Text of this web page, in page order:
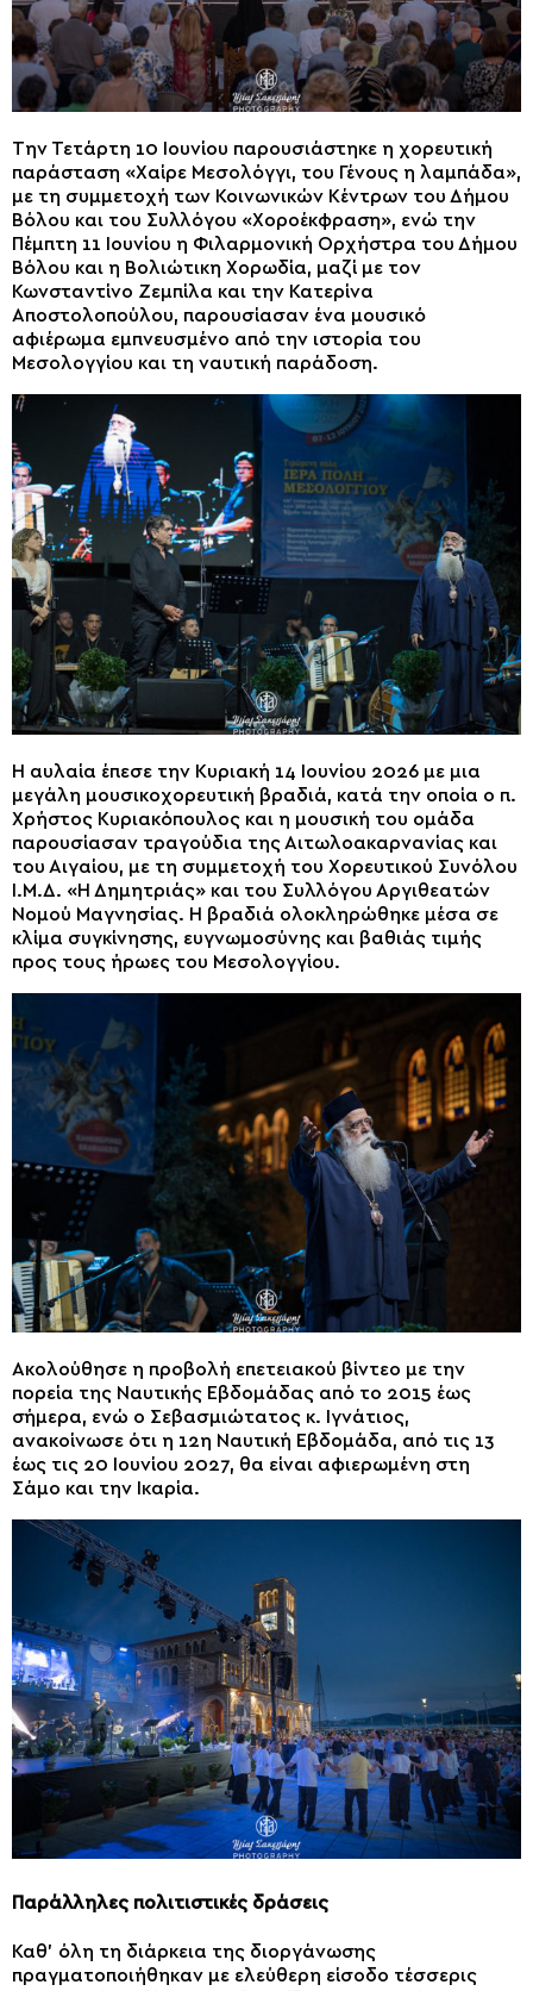
Την Τετάρτη 10 Ιουνίου παρουσιάστηκε η χορευτική
παράσταση «Χαίρε Μεσολόγγι, του Γένους η λαμπάδα»,
με τη συμμετοχή των Κοινωνικών Κέντρων του Δήμου
Βόλου και του Συλλόγου «Χοροέκφραση», ενώ την
Πέμπτη 11 Ιουνίου η Φιλαρμονική Ορχήστρα του Δήμου
Βόλου και η Βολιώτικη Χορωδία, μαζί με τον
Κωνσταντίνο Ζεμπίλα και την Κατερίνα
Αποστολοπούλου, παρουσίασαν ένα μουσικό
αφιέρωμα εμπνευσμένο από την ιστορία του
Μεσολογγίου και τη ναυτική παράδοση.
Η αυλαία έπεσε την Κυριακή 14 Ιουνίου 2026 με μια
μεγάλη μουσικοχορευτική βραδιά, κατά την οποία ο π.
Χρήστος Κυριακόπουλος και η μουσική του ομάδα
παρουσίασαν τραγούδια της Αιτωλοακαρνανίας και
του Αιγαίου, με τη συμμετοχή του Χορευτικού Συνόλου
Ι.Μ.Δ. «Η Δημητριάς» και του Συλλόγου Αργιθεατών
Νομού Μαγνησίας. Η βραδιά ολοκληρώθηκε μέσα σε
κλίμα συγκίνησης, ευγνωμοσύνης και βαθιάς τιμής
προς τους ήρωες του Μεσολογγίου.
Ακολούθησε η προβολή επετειακού βίντεο με την
πορεία της Ναυτικής Εβδομάδας από το 2015 έως
σήμερα, ενώ ο Σεβασμιώτατος κ. Ιγνάτιος,
ανακοίνωσε ότι η 12η Ναυτική Εβδομάδα, από τις 13
έως τις 20 Ιουνίου 2027, θα είναι αφιερωμένη στη
Σάμο και την Ικαρία.
Παράλληλες πολιτιστικές δράσεις
Καθ’ όλη τη διάρκεια της διοργάνωσης
πραγματοποιήθηκαν με ελεύθερη είσοδο τέσσερις